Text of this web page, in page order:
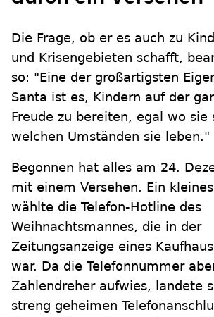
Die Frage, ob er es auch zu
und Krisengebieten schafft,
so: "Eine der großartigsten
Santa ist es, Kindern auf der
Freude zu bereiten, egal wo sie
welchen Umständen sie leben."
Begonnen hat alles am 24.
mit einem Versehen. Ein
wählte die Telefon-Hotline des
Weihnachtsmannes, die in der
Zeitungsanzeige eines
war. Da die Telefonnummer
Zahlendreher aufwies, landete
streng geheimen